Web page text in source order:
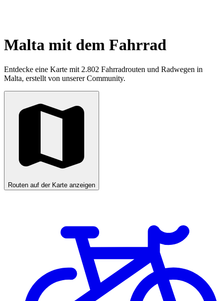
Malta mit dem Fahrrad
Entdecke eine Karte mit 2.802 Fahrradrouten und Radwegen in
Malta, erstellt von unserer Community.
Routen auf der Karte anzeigen